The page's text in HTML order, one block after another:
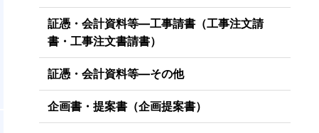
証憑・会計資料等―工事請書（工事注文請
書・工事注文書請書）
証憑・会計資料等―その他
企画書・提案書（企画提案書）